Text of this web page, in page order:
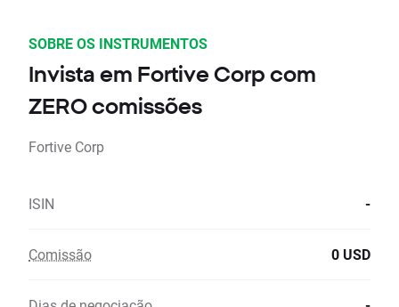
SOBRE OS INSTRUMENTOS
Invista em Fortive Corp com
ZERO comissões
Fortive Corp
ISIN -
Comissão 0 USD